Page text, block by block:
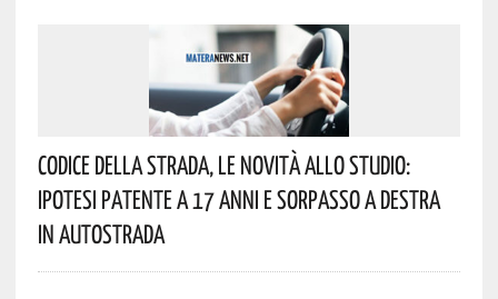
Codice Della Strada, Le Novità Allo Studio:
Ipotesi Patente A 17 Anni E Sorpasso A Destra
In Autostrada